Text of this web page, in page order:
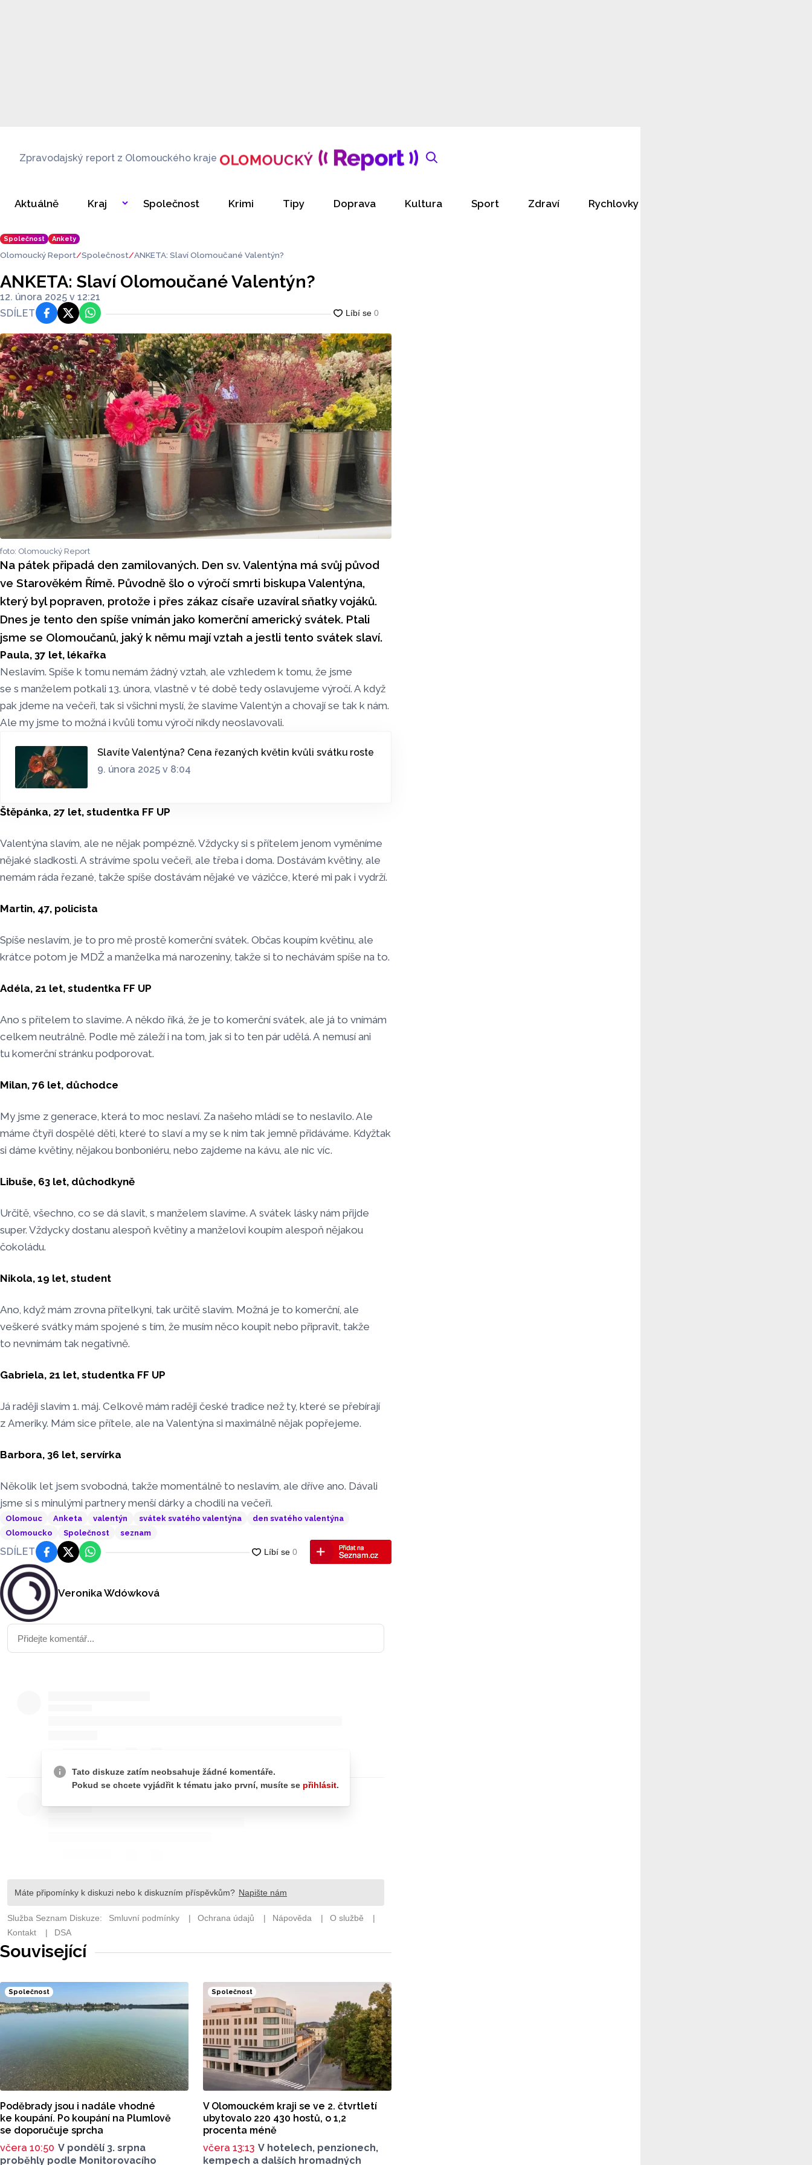
Zpravodajský report z Olomouckého kraje
Aktuálně Kraj Společnost Krimi Tipy Doprava Kultura Sport Zdraví Rychlovky
Společnost Ankety
Olomoucký Report Společnost ANKETA: Slaví Olomoučané Valentýn?
ANKETA: Slaví Olomoučané Valentýn?
12. února 2025 v 12:21
SDÍLET
FacebookPlatforma X
WhatsApp
foto: Olomoucký Report
Na pátek připadá den zamilovaných. Den sv. Valentýna má svůj původ
ve Starověkém Římě. Původně šlo o výročí smrti biskupa Valentýna,
který byl popraven, protože i přes zákaz císaře uzavíral sňatky vojáků.
Dnes je tento den spíše vnímán jako komerční americký svátek. Ptali
jsme se Olomoučanů, jaký k němu mají vztah a jestli tento svátek slaví.
Paula, 37 let, lékařka
Neslavím. Spíše k tomu nemám žádný vztah, ale vzhledem k tomu, že jsme
se s manželem potkali 13. února, vlastně v té době tedy oslavujeme výročí. A když
pak jdeme na večeři, tak si všichni myslí, že slavíme Valentýn a chovají se tak k nám.
Ale my jsme to možná i kvůli tomu výročí nikdy neoslavovali.
Slavíte Valentýna? Cena řezaných květin kvůli svátku roste
9. února 2025 v 8:04
Štěpánka, 27 let, studentka FF UP
Valentýna slavím, ale ne nějak pompézně. Vždycky si s přítelem jenom vyměníme
nějaké sladkosti. A strávíme spolu večeři, ale třeba i doma. Dostávám květiny, ale
nemám ráda řezané, takže spíše dostávám nějaké ve vázičce, které mi pak i vydrží.
Martin, 47, policista
Spíše neslavím, je to pro mě prostě komerční svátek. Občas koupím květinu, ale
krátce potom je MDŽ a manželka má narozeniny, takže si to nechávám spíše na to.
Adéla, 21 let, studentka FF UP
Ano s přítelem to slavíme. A někdo říká, že je to komerční svátek, ale já to vnímám
celkem neutrálně. Podle mě záleží i na tom, jak si to ten pár udělá. A nemusí ani
tu komerční stránku podporovat.
Milan, 76 let, důchodce
My jsme z generace, která to moc neslaví. Za našeho mládí se to neslavilo. Ale
máme čtyři dospělé děti, které to slaví a my se k nim tak jemně přidáváme. Kdyžtak
si dáme květiny, nějakou bonboniéru, nebo zajdeme na kávu, ale nic víc.
Libuše, 63 let, důchodkyně
Určitě, všechno, co se dá slavit, s manželem slavíme. A svátek lásky nám přijde
super. Vždycky dostanu alespoň květiny a manželovi koupím alespoň nějakou
čokoládu.
Nikola, 19 let, student
Ano, když mám zrovna přítelkyni, tak určitě slavím. Možná je to komerční, ale
veškeré svátky mám spojené s tím, že musím něco koupit nebo připravit, takže
to nevnímám tak negativně.
Gabriela, 21 let, studentka FF UP
Já raději slavím 1. máj. Celkově mám raději české tradice než ty, které se přebírají
z Ameriky. Mám sice přítele, ale na Valentýna si maximálně nějak popřejeme.
Barbora, 36 let, servírka
Několik let jsem svobodná, takže momentálně to neslavím, ale dříve ano. Dávali
jsme si s minulými partnery menší dárky a chodili na večeři.
Olomouc Anketa valentýn svátek svatého valentýna
den svatého valentýna
Olomoucko
Společnost seznam
SDÍLET FacebookPlatforma X
WhatsApp
Veronika Wdówková
Související
Společnost
Poděbrady jsou i nadále vhodné
ke koupání. Po koupání na Plumlově
se doporučuje sprcha
včera 10:50 V pondělí 3. srpna
proběhly podle Monitorovacího
Společnost
V Olomouckém kraji se ve 2. čtvrtletí
ubytovalo 220 430 hostů, o 1,2
procenta méně
včera 13:13 V hotelech, penzionech,
kempech a dalších hromadných